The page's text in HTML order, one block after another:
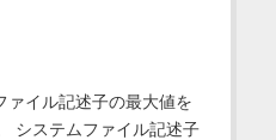
ァイル記述子の最大値を
システムファイル記述子